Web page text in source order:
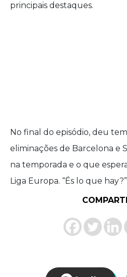
principais destaques.
No final do episódio, deu
eliminações de Barcelona e
na temporada e o que
Liga Europa. “És lo que hay?”